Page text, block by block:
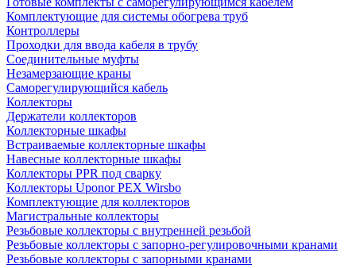
Комплектующие для системы обогрева труб
Контроллеры
Проходки для ввода кабеля в трубу
Соединительные муфты
Незамерзающие краны
Саморегулирующийся кабель
Коллекторы
Держатели коллекторов
Коллекторные шкафы
Встраиваемые коллекторные шкафы
Навесные коллекторные шкафы
Коллекторы PPR под сварку
Коллекторы Uponor PEX Wirsbo
Комплектующие для коллекторов
Магистральные коллекторы
Резьбовые коллекторы с внутренней резьбой
Резьбовые коллекторы с запорно-регулировочными кранами
Резьбовые коллекторы с запорными кранами